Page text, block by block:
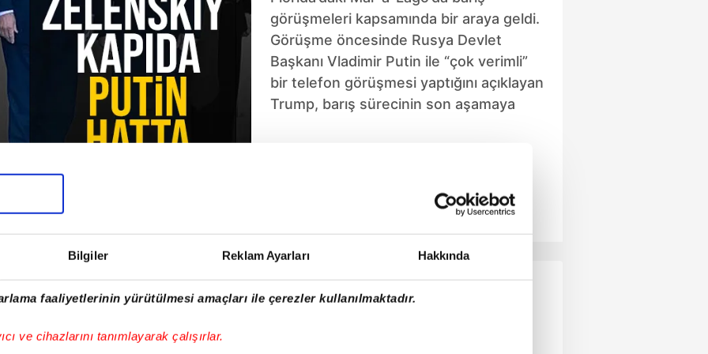
Bilgiler Reklam Ayarları Hakkında
faaliyetlerinin yürütülmesi amaçları ile çerezler kullanılmaktadır.
ve cihazlarını tanımlayarak çalışırlar.
görüşmeleri kapsamında bir araya geldi.
Görüşme öncesinde Rusya Devlet
Başkanı Vladimir Putin ile “çok verimli”
bir telefon görüşmesi yaptığını açıklayan
Trump, barış sürecinin son aşamaya